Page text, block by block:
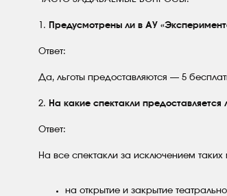
1. Предусмотрены ли в АУ
Ответ:
Да, льготы предоставляются — 5
2. На какие спектакли предоставляется
Ответ:
На все спектакли за исключением таких
на открытие и закрытие